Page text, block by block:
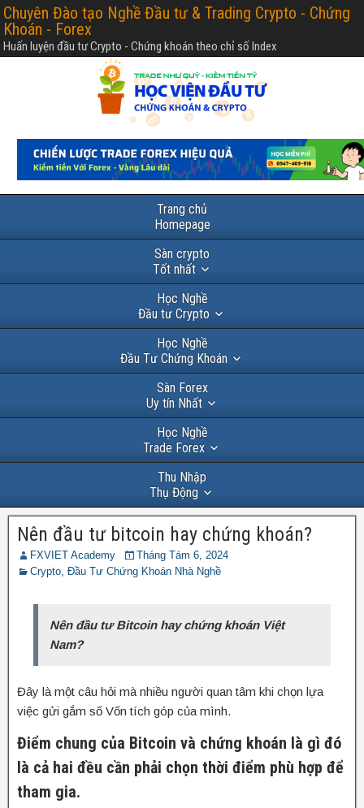
Chuyên Đào tạo Nghề Đầu tư & Trading Crypto - Chứng
Khoán - Forex
Huấn luyện đầu tư Crypto - Chứng khoán theo chỉ số Index
Trang chủ
Homepage
Sàn crypto
Tốt nhất
Học Nghề
Đầu tư Crypto
Học Nghề
Đầu Tư Chứng Khoán
Sàn Forex
Uy tín Nhất
Học Nghề
Trade Forex
Thu Nhập
Thụ Động
Nên đầu tư bitcoin hay chứng khoán?
FXVIET Academy
Tháng Tám 6, 2024
Crypto Đầu Tư Chứng Khoán Nhà Nghề
Nên đầu tư Bitcoin hay chứng khoán Việt
Nam?
Đây là một câu hỏi mà nhiều người quan tâm khi chọn lựa
việc gửi gắm số Vốn tích góp của mình.
Điểm chung của Bitcoin và chứng khoán là gì đó
là cả hai đều cần phải chọn thời điểm phù hợp để
tham gia.